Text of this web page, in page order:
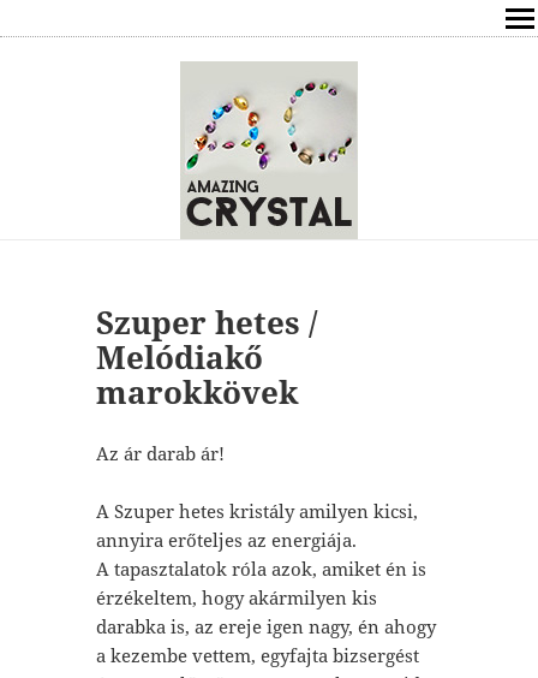
ÍRÁSOK
ÁSVÁNYOK HATÁSAI
ELÉRHETŐSÉG
ONLINE GYÓGYÍTÁS,TANÁCSADÁS
Szuper hetes /
Melódiakő
marokkövek
Az ár darab ár!
A Szuper hetes kristály amilyen kicsi,
annyira erőteljes az energiája.
A tapasztalatok róla azok, amiket én is
érzékeltem, hogy akármilyen kis
darabka is, az ereje igen nagy, én ahogy
a kezembe vettem, egyfajta bizsergést